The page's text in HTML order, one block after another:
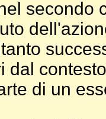
secondo
dal
di un